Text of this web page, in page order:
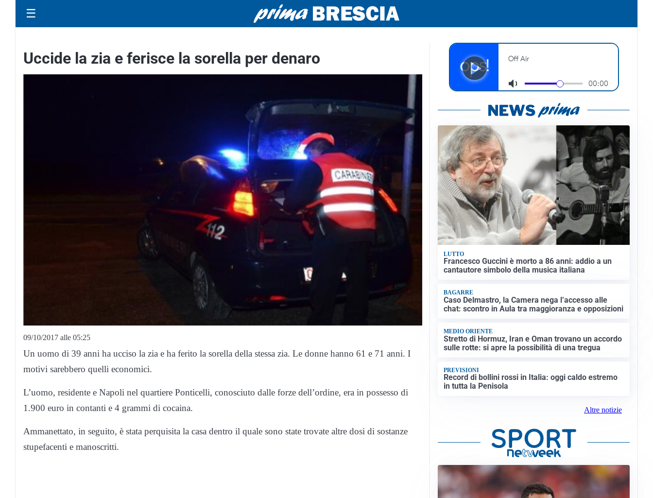
☰
Uccide la zia e ferisce la sorella per denaro
09/10/2017 alle 05:25
Un uomo di 39 anni ha ucciso la zia e ha ferito la sorella della stessa zia. Le donne hanno 61 e 71 anni. I
motivi sarebbero quelli economici.
L’uomo, residente e Napoli nel quartiere Ponticelli, conosciuto dalle forze dell’ordine, era in possesso di
1.900 euro in contanti e 4 grammi di cocaina.
Ammanettato, in seguito, è stata perquisita la casa dentro il quale sono state trovate altre dosi di sostanze
stupefacenti e manoscritti.
LUTTO
Francesco Guccini è morto a 86 anni: addio a un
cantautore simbolo della musica italiana
BAGARRE
Caso Delmastro, la Camera nega l’accesso alle
chat: scontro in Aula tra maggioranza e opposizioni
MEDIO ORIENTE
Stretto di Hormuz, Iran e Oman trovano un accordo
sulle rotte: si apre la possibilità di una tregua
PREVISIONI
Record di bollini rossi in Italia: oggi caldo estremo
in tutta la Penisola
Altre notizie